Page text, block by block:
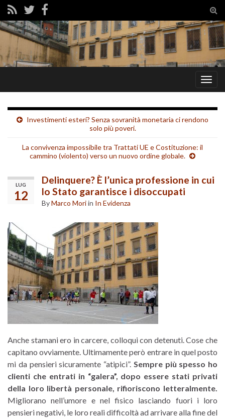
Investimenti esteri? Senza sovranità monetaria ci rendono
solo più poveri.
La convivenza impossibile tra Trattati UE e Costituzione: il
cammino (violento) verso un nuovo ordine globale.
LUG
12
Delinquere? È l’unica professione in cui
lo Stato garantisce i disoccupati
ByMarco Moriin In Evidenza
Anche stamani ero in carcere, colloqui con detenuti. Cose che
capitano ovviamente. Ultimamente però entrare in quel posto
mi da pensieri sicuramente “atipici”. Sempre più spesso ho
clienti che entrati in “galera”, dopo essere stati privati
della loro libertà personale, rifioriscono letteralmente.
Migliorano nell’umore e nel fisico lasciando fuori i loro
pensieri negativi, le loro reali difficoltà ad arrivare alla fine del